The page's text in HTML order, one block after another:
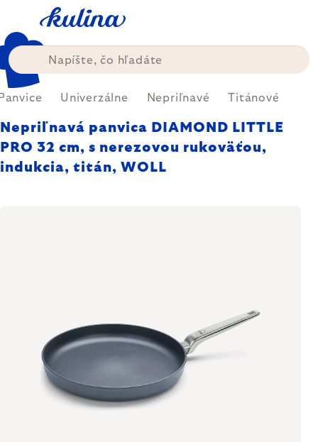
obsah
Univerzálne Nepriľnavé Titánové
Nepriľnavá panvica DIAMOND LITTLE
PRO 32 cm, s nerezovou rukoväťou,
indukcia, titán, WOLL